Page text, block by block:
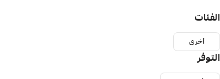
الفئات
أخرى
التوفر